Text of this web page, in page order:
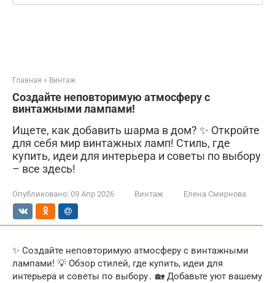
Главная » Винтаж
Создайте неповторимую атмосферу с
винтажными лампами!
Ищете, как добавить шарма в дом? ✨ Откройте
для себя мир винтажных ламп! Стиль, где
купить, идеи для интерьера и советы по выбору
– все здесь!
Опубликовано: 09 Апр 2026 Винтаж Елена Смирнова
✨ Создайте неповторимую атмосферу с винтажными
лампами! 💡 Обзор стилей, где купить, идеи для
интерьера и советы по выбору․ 🏡 Добавьте уют вашему